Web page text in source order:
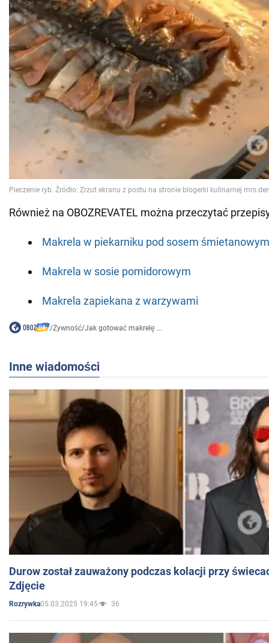
Również na OBOZREVATEL można przeczytać
Makrela w piekarniku pod sosem śmietanowym
Makrela w sosie pomidorowym
Makrela zapiekana z warzywami
/Żywność/Jak gotować makrelę ...
Inne wiadomości
Durow został zauważony podczas kolacji przy
Zdjęcie
Rozrywka05.03.2025 19:45 36